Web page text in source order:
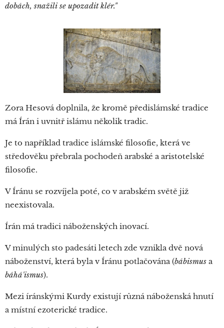
dobách, snažili se upozadit klér."
Zora Hesová doplnila, že kromě předislámské tradice
má Írán i uvnitř islámu několik tradic.
Je to například tradice islámské filosofie, která ve
středověku přebrala pochodeň arabské a aristotelské
filosofie.
V Íránu se rozvíjela poté, co v arabském světě již
neexistovala.
Írán má tradici náboženských inovací.
V minulých sto padesáti letech zde vznikla dvě nová
náboženství, která byla v Íránu potlačována (bábismus a
báhá'ismus).
Mezi íránskými Kurdy existují různá náboženská hnutí
a místní ezoterické tradice.